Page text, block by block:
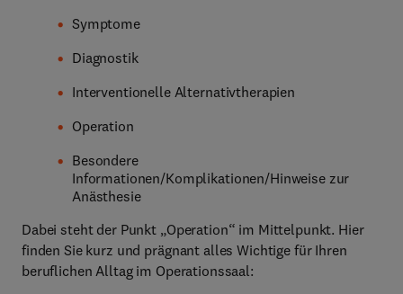
Symptome
Diagnostik
Interventionelle Alternativtherapien
Operation
Besondere
Informationen/Komplikationen/Hinweise zur
Anästhesie
Dabei steht der Punkt „Operation“ im Mittelpunkt. Hier
finden Sie kurz und prägnant alles Wichtige für Ihren
beruflichen Alltag im Operationssaal: